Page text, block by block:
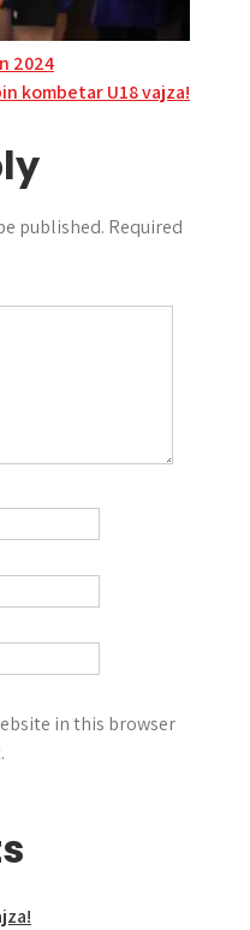
2024
kombetar U18 vajza!
published. Required
in this browser